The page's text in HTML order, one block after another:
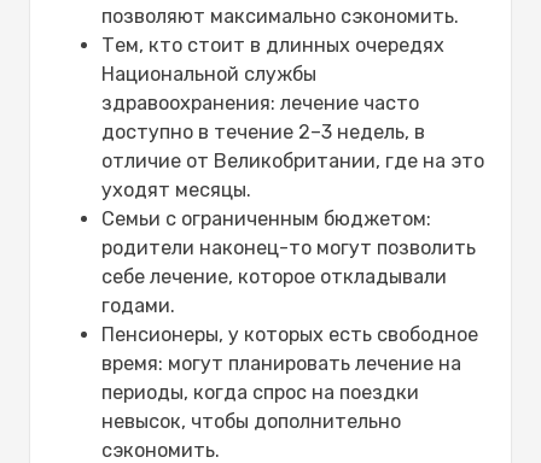
позволяют максимально сэкономить.
Тем, кто стоит в длинных очередях
Национальной службы
здравоохранения: лечение часто
доступно в течение 2–3 недель, в
отличие от Великобритании, где на это
уходят месяцы.
Семьи с ограниченным бюджетом:
родители наконец-то могут позволить
себе лечение, которое откладывали
годами.
Пенсионеры, у которых есть свободное
время: могут планировать лечение на
периоды, когда спрос на поездки
невысок, чтобы дополнительно
сэкономить.